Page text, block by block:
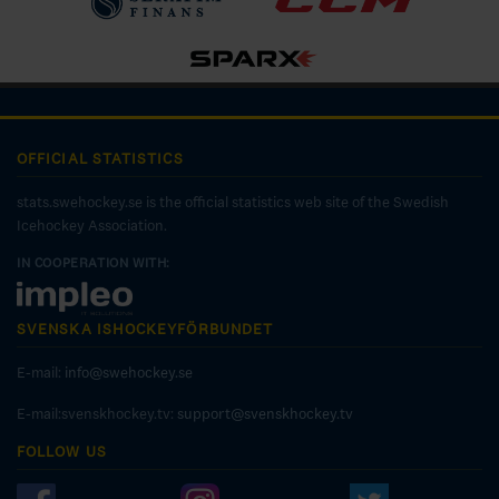
OFFICIAL STATISTICS
stats.swehockey.se is the official statistics web site of the Swedish
Icehockey Association.
IN COOPERATION WITH:
SVENSKA ISHOCKEYFÖRBUNDET
E-mail: info@swehockey.se
E-mail:svenskhockey.tv: support@svenskhockey.tv
FOLLOW US